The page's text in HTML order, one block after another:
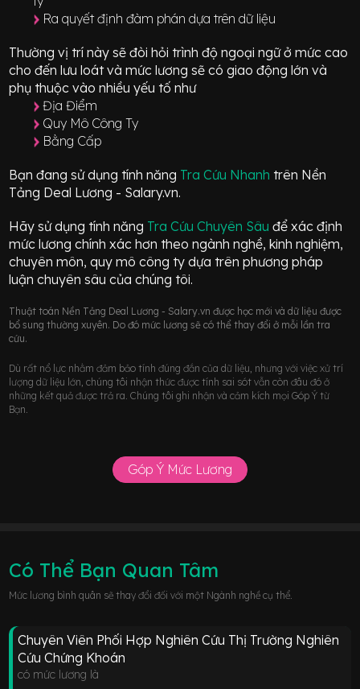
Ra quyết định đàm phán dựa trên dữ liệu
Thường vị trí này sẽ đòi hỏi trình độ ngoại ngữ ở mứccao
cho đến lưu loát và mức lương sẽ có giao độnglớn và
phụ thuộc vào nhiều yếu tố như
Địa Điểm
Quy Mô Công Ty
Bằng Cấp
Bạn đang sử dụng tính năng Tra Cứu Nhanh trên Nền
Tảng Deal Lương - Salary.vn.
Hãy sử dụng tính năng Tra Cứu Chuyên Sâuđể xác định
mức lương chính xác hơn theo ngành nghề, kinh nghiệm,
chuyên môn, quy mô công ty dựa trên phương pháp
luận chuyên sâu của chúng tôi.
Thuật toán Nền Tảng Deal Lương - Salary.vn được học mới và dữ liệu được
bổ sung thường xuyên. Do đó mức lương sẽ có thể thay đổi ở mỗi lần tra
cứu.
Dù rất nổ lực nhằm đảm bảo tính đúng đắn của dữ liệu, nhưng với việc xử trí
lượng dữ liệu lớn, chúng tôi nhận thức được tính sai sót vẫn còn đâu đó ở
những kết quả được trả ra. Chúng tôi ghi nhận và cảm kích mọi Góp Ý từ
Bạn.
Góp Ý Mức Lương
Có Thể Bạn Quan Tâm
Mức lương bình quân sẽ thay đổi đối với một Ngành nghề cụ thể.
Chuyên Viên Phối Hợp Nghiên Cứu Thị Trường Nghiên
Cứu Chứng Khoán
có mức lương là